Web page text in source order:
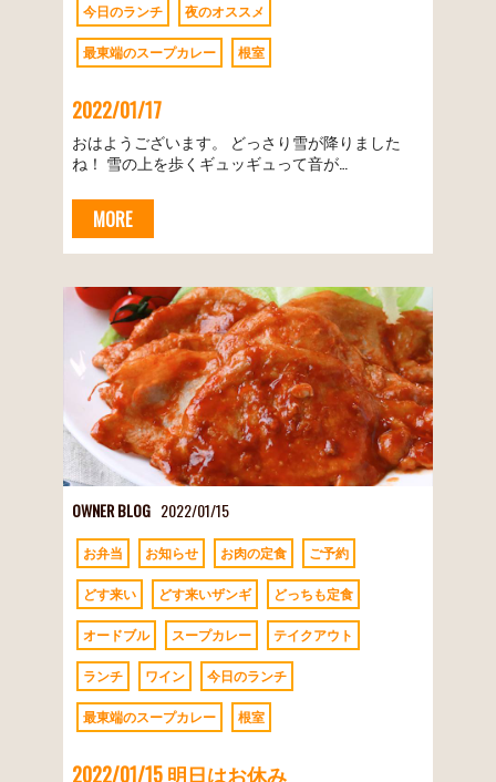
今日のランチ 夜のオススメ
最東端のスープカレー 根室
2022/01/17
おはようございます。 どっさり雪が降りました
ね！ 雪の上を歩くギュッギュって音が…
MORE
OWNER BLOG 2022/01/15
お弁当 お知らせ お肉の定食 ご予約
どす来い どす来いザンギ どっちも定食
オードブル スープカレー テイクアウト
ランチ ワイン 今日のランチ
最東端のスープカレー 根室
2022/01/15 明日はお休み